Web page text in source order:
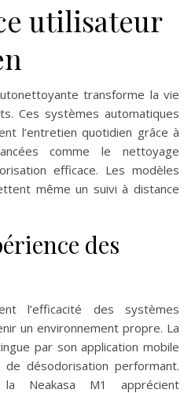
utilisateur
transforme la vie
Ces systèmes automatiques
l’entretien quotidien grâce à
comme le nettoyage
efficace. Les modèles
même un suivi à distance
des
l’efficacité des systèmes
un environnement propre. La
par son application mobile
désodorisation performant.
Neakasa M1 apprécient